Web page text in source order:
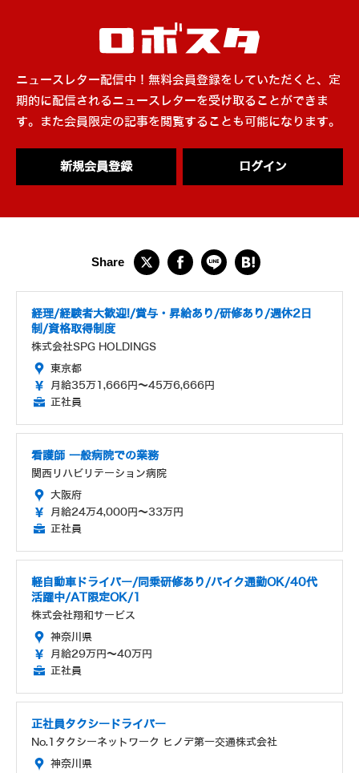
ニュースレター配信中！無料会員登録をしていただくと、定
期的に配信されるニュースレターを受け取ることができま
す。また会員限定の記事を閲覧することも可能になります。
新規会員登録 ログイン
経理/経験者大歓迎!/賞与・昇給あり/研修あり/週休2日
制/資格取得制度
株式会社SPG HOLDINGS
東京都
月給35万1,666円～45万6,666円
正社員
看護師 一般病院での業務
関西リハビリテーション病院
大阪府
月給24万4,000円～33万円
正社員
軽自動車ドライバー/同乗研修あり/バイク通勤OK/40代
活躍中/AT限定OK/1
株式会社翔和サービス
神奈川県
月給29万円～40万円
正社員
正社員タクシードライバー
No.1タクシーネットワーク ヒノデ第一交通株式会社
神奈川県